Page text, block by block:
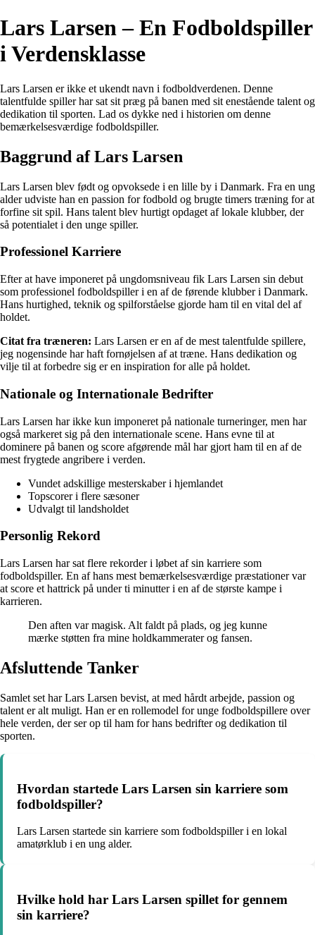
Lars Larsen – En Fodboldspiller
i Verdensklasse
Lars Larsen er ikke et ukendt navn i fodboldverdenen. Denne
talentfulde spiller har sat sit præg på banen med sit enestående talent og
dedikation til sporten. Lad os dykke ned i historien om denne
bemærkelsesværdige fodboldspiller.
Baggrund af Lars Larsen
Lars Larsen blev født og opvoksede i en lille by i Danmark. Fra en ung
alder udviste han en passion for fodbold og brugte timers træning for at
forfine sit spil. Hans talent blev hurtigt opdaget af lokale klubber, der
så potentialet i den unge spiller.
Professionel Karriere
Efter at have imponeret på ungdomsniveau fik Lars Larsen sin debut
som professionel fodboldspiller i en af de førende klubber i Danmark.
Hans hurtighed, teknik og spilforståelse gjorde ham til en vital del af
holdet.
Citat fra træneren: Lars Larsen er en af de mest talentfulde spillere,
jeg nogensinde har haft fornøjelsen af at træne. Hans dedikation og
vilje til at forbedre sig er en inspiration for alle på holdet.
Nationale og Internationale Bedrifter
Lars Larsen har ikke kun imponeret på nationale turneringer, men har
også markeret sig på den internationale scene. Hans evne til at
dominere på banen og score afgørende mål har gjort ham til en af de
mest frygtede angribere i verden.
Vundet adskillige mesterskaber i hjemlandet
Topscorer i flere sæsoner
Udvalgt til landsholdet
Personlig Rekord
Lars Larsen har sat flere rekorder i løbet af sin karriere som
fodboldspiller. En af hans mest bemærkelsesværdige præstationer var
at score et hattrick på under ti minutter i en af de største kampe i
karrieren.
Den aften var magisk. Alt faldt på plads, og jeg kunne
mærke støtten fra mine holdkammerater og fansen.
Afsluttende Tanker
Samlet set har Lars Larsen bevist, at med hårdt arbejde, passion og
talent er alt muligt. Han er en rollemodel for unge fodboldspillere over
hele verden, der ser op til ham for hans bedrifter og dedikation til
sporten.
Hvordan startede Lars Larsen sin karriere som
fodboldspiller?
Lars Larsen startede sin karriere som fodboldspiller i en lokal
amatørklub i en ung alder.
Hvilke hold har Lars Larsen spillet for gennem
sin karriere?